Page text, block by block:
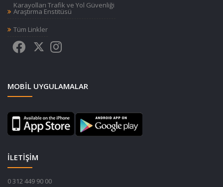
Karayolları Trafik ve Yol Güvenliği
Araştırma Enstitüsü
Tüm Linkler
MOBIL UYGULAMALAR
İLETİŞİM
0 312 449 90 00